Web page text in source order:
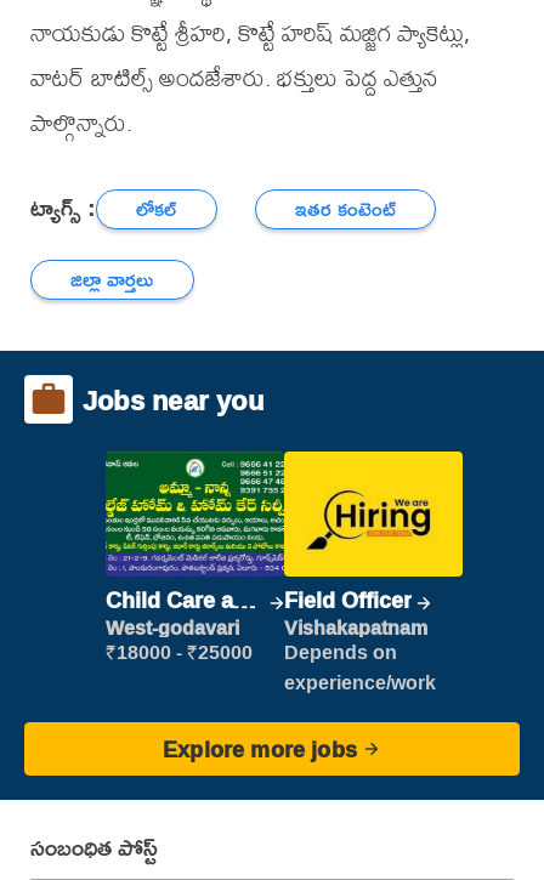
నాయకుడు కొట్టే శ్రీహరి, కొట్టే హరిష్ మజ్జిగ ప్యాకెట్లు,
వాటర్ బాటిల్స్ అందజేశారు. భక్తులు పెద్ద ఎత్తున
పాల్గొన్నారు.
ట్యాగ్స్ : లోకల్
ఇతర కంటెంట్
జిల్లా వార్తలు
Jobs near you
Child Care and
Patient care
West-godavari
₹18000 - ₹25000
Field Officer
Vishakapatnam
Depends on
experience/work
Explore more jobs
సంబంధిత పోస్ట్